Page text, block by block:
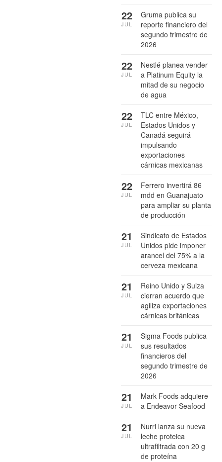
Gruma publica su
reporte financiero del
segundo trimestre de
2026
22
JUL
Nestlé planea vender
a Platinum Equity la
mitad de su negocio
de agua
22
JUL
TLC entre México,
Estados Unidos y
Canadá seguirá
impulsando
exportaciones
cárnicas mexicanas
22
JUL
Ferrero invertirá 86
mdd en Guanajuato
para ampliar su planta
de producción
22
JUL
Sindicato de Estados
Unidos pide imponer
arancel del 75% a la
cerveza mexicana
21
JUL
Reino Unido y Suiza
cierran acuerdo que
agiliza exportaciones
cárnicas británicas
21
JUL
Sigma Foods publica
sus resultados
financieros del
segundo trimestre de
2026
21
JUL
Mark Foods adquiere
a Endeavor Seafood
21
JUL
Nurri lanza su nueva
leche proteica
ultrafiltrada con 20 g
de proteína
21
JUL